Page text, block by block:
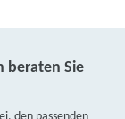
beraten Sie